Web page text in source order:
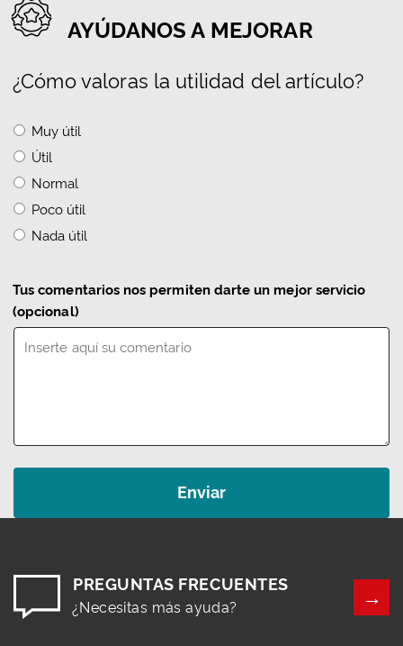
AYÚDANOS A MEJORAR
¿Cómo valoras la utilidad del artículo?
Muy útil
Útil
Normal
Poco útil
Nada útil
Tus comentarios nos permiten darte un mejor servicio
(opcional)
PREGUNTAS FRECUENTES
¿Necesitas más ayuda?